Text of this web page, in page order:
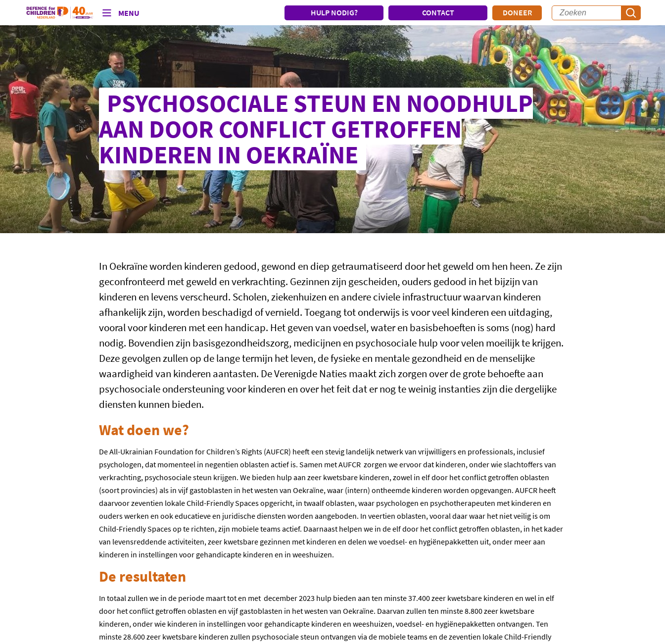
MENU HULP NODIG? CONTACT DONEER
PSYCHOSOCIALE STEUN EN NOODHULP
AAN DOOR CONFLICT GETROFFEN
KINDEREN IN OEKRAÏNE
In Oekraïne worden kinderen gedood, gewond en diep getraumatiseerd door het geweld om hen heen. Ze zijn
geconfronteerd met geweld en verkrachting. Gezinnen zijn gescheiden, ouders gedood in het bijzijn van
kinderen en levens verscheurd. Scholen, ziekenhuizen en andere civiele infrastructuur waarvan kinderen
afhankelijk zijn, worden beschadigd of vernield. Toegang tot onderwijs is voor veel kinderen een uitdaging,
vooral voor kinderen met een handicap. Het geven van voedsel, water en basisbehoeften is soms (nog) hard
nodig. Bovendien zijn basisgezondheidszorg, medicijnen en psychosociale hulp voor velen moeilijk te krijgen.
Deze gevolgen zullen op de lange termijn het leven, de fysieke en mentale gezondheid en de menselijke
waardigheid van kinderen aantasten. De Verenigde Naties maakt zich zorgen over de grote behoefte aan
psychosociale ondersteuning voor kinderen en over het feit dat er nog te weinig instanties zijn die dergelijke
diensten kunnen bieden.
Wat doen we?
De All-Ukrainian Foundation for Children’s Rights (AUFCR) heeft een stevig landelijk netwerk van vrijwilligers en professionals, inclusief
psychologen, dat momenteel in negentien oblasten actief is. Samen met AUFCR zorgen we ervoor dat kinderen, onder wie slachtoffers van
verkrachting, psychosociale steun krijgen. We bieden hulp aan zeer kwetsbare kinderen, zowel in elf door het conflict getroffen oblasten
(soort provincies) als in vijf gastoblasten in het westen van Oekraïne, waar (intern) ontheemde kinderen worden opgevangen. AUFCR heeft
daarvoor zeventien lokale Child-Friendly Spaces opgericht, in twaalf oblasten, waar psychologen en psychotherapeuten met kinderen en
ouders werken en ook educatieve en juridische diensten worden aangeboden. In veertien oblasten, vooral daar waar het niet veilig is om
Child-Friendly Spaces op te richten, zijn mobiele teams actief. Daarnaast helpen we in de elf door het conflict getroffen oblasten, in het kader
van levensreddende activiteiten, zeer kwetsbare gezinnen met kinderen en delen we voedsel- en hygiënepakketten uit, onder meer aan
kinderen in instellingen voor gehandicapte kinderen en in weeshuizen.
De resultaten
In totaal zullen we in de periode maart tot en met december 2023 hulp bieden aan ten minste 37.400 zeer kwetsbare kinderen en wel in elf
door het conflict getroffen oblasten en vijf gastoblasten in het westen van Oekraïne. Daarvan zullen ten minste 8.800 zeer kwetsbare
kinderen, onder wie kinderen in instellingen voor gehandicapte kinderen en weeshuizen, voedsel- en hygiënepakketten ontvangen. Ten
minste 28.600 zeer kwetsbare kinderen zullen psychosociale steun ontvangen via de mobiele teams en de zeventien lokale Child-Friendly